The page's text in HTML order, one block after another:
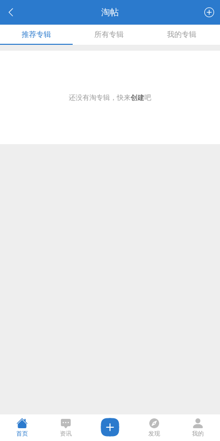
淘帖
推荐专辑 所有专辑 我的专辑
还没有淘专辑，快来创建吧
首页 资讯 发现 我的